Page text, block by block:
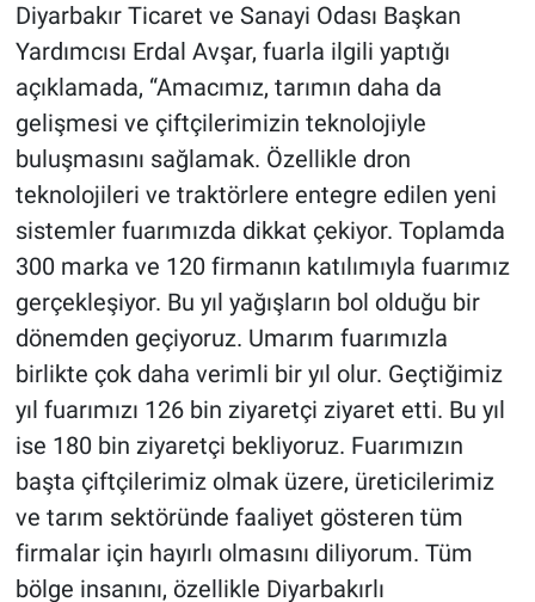
Diyarbakır Ticaret ve Sanayi Odası Başkan
Yardımcısı Erdal Avşar, fuarla ilgili yaptığı
açıklamada, “Amacımız, tarımın daha da
gelişmesi ve çiftçilerimizin teknolojiyle
buluşmasını sağlamak. Özellikle dron
teknolojileri ve traktörlere entegre edilen yeni
sistemler fuarımızda dikkat çekiyor. Toplamda
300 marka ve 120 firmanın katılımıyla fuarımız
gerçekleşiyor. Bu yıl yağışların bol olduğu bir
dönemden geçiyoruz. Umarım fuarımızla
birlikte çok daha verimli bir yıl olur. Geçtiğimiz
yıl fuarımızı 126 bin ziyaretçi ziyaret etti. Bu yıl
ise 180 bin ziyaretçi bekliyoruz. Fuarımızın
başta çiftçilerimiz olmak üzere, üreticilerimiz
ve tarım sektöründe faaliyet gösteren tüm
firmalar için hayırlı olmasını diliyorum. Tüm
bölge insanını, özellikle Diyarbakırlı